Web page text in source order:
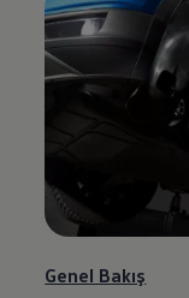
Genel Bakış